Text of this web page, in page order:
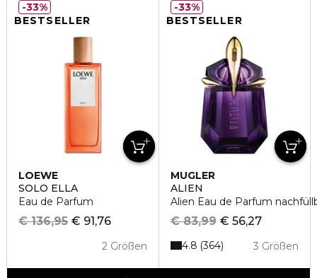
BESTSELLER
LOEWE
SOLO ELLA
Eau de Parfum
€ 91,76
€ 136,95
2 Größen
33%
BESTSELLER
MUGLER
ALIEN
Alien Eau de Parfum
€ 56,27
€ 83,99
3 Größen
4.8 364
33%